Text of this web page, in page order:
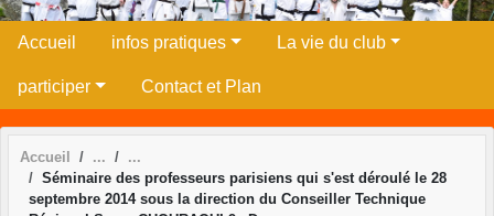
Accueil infos pratiques La vie du club
participer Contact et Plan
Accueil
Séminaire des professeurs parisiens qui s'est déroulé le 28
septembre 2014 sous la direction du Conseiller Technique